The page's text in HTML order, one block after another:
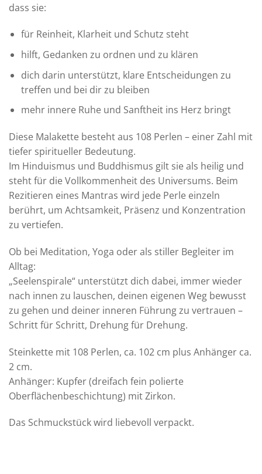
dass sie:
für Reinheit, Klarheit und Schutz steht
hilft, Gedanken zu ordnen und zu klären
dich darin unterstützt, klare Entscheidungen zu
treffen und bei dir zu bleiben
mehr innere Ruhe und Sanftheit ins Herz bringt
Diese Malakette besteht aus 108 Perlen – einer Zahl mit
tiefer spiritueller Bedeutung.
Im Hinduismus und Buddhismus gilt sie als heilig und
steht für die Vollkommenheit des Universums. Beim
Rezitieren eines Mantras wird jede Perle einzeln
berührt, um Achtsamkeit, Präsenz und Konzentration
zu vertiefen.
Ob bei Meditation, Yoga oder als stiller Begleiter im
Alltag:
„Seelenspirale“ unterstützt dich dabei, immer wieder
nach innen zu lauschen, deinen eigenen Weg bewusst
zu gehen und deiner inneren Führung zu vertrauen –
Schritt für Schritt, Drehung für Drehung.
Steinkette mit 108 Perlen, ca. 102 cm plus Anhänger ca.
2 cm.
Anhänger: Kupfer (dreifach fein polierte
Oberflächenbeschichtung) mit Zirkon.
Das Schmuckstück wird liebevoll verpackt.